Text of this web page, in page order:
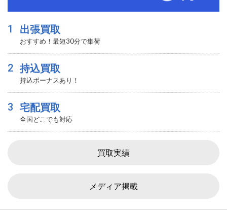
1 出張買取
おすすめ！最短30分で集荷
2 持込買取
持込ボーナスあり！
3 宅配買取
全国どこでも対応
買取実績
メディア掲載